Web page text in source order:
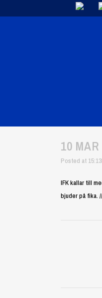
10 MAR
Posted at
IFK kallar till
bjuder på fika.